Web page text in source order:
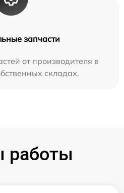
запчасти
от производителя в
складах.
работы